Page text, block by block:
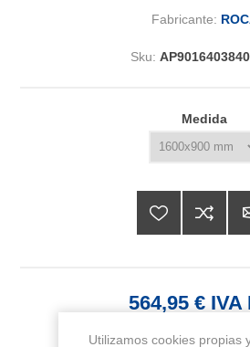
Fabricante:
Sku:
Medida
564,95 € IVA
Utilizamos cookies propias